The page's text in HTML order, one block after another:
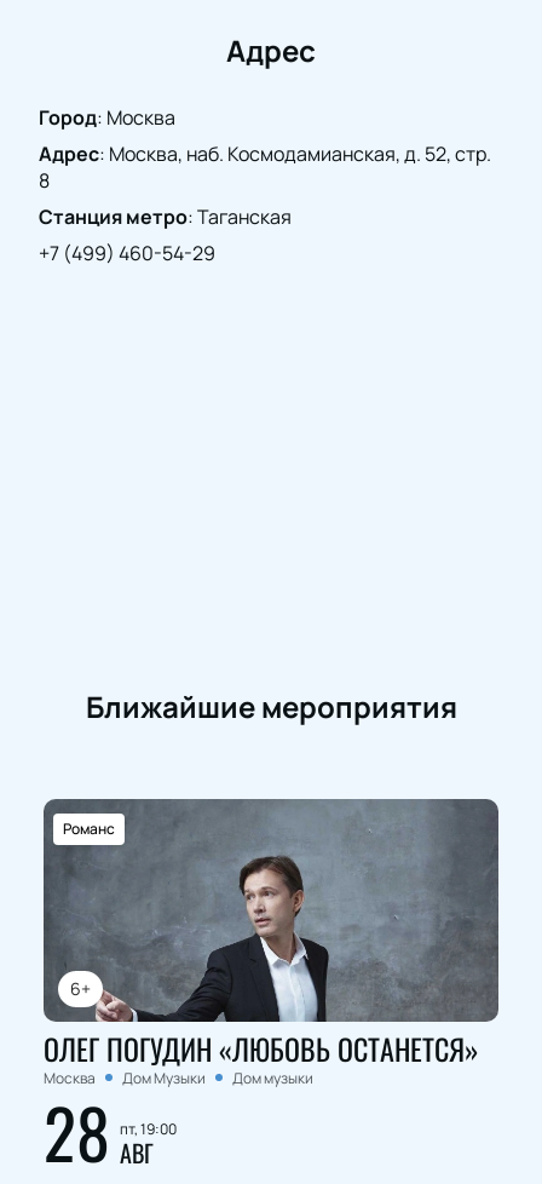
выступлением Мариам Мерабовой и оркестра
«Музыка кино» в Доме Музыки. Торопитесь,
нашем сайте и подарите себе и близким вечер,
наполненный волшебством музыки и
незабываемыми эмоциями.
Адрес
Город: Москва
Адрес: Москва, наб. Космодамианская, д. 52, стр.
8
Станция метро:Таганская
+7 (499) 460-54-29
Ближайшие мероприятия
6+
Романс
ОЛЕГ ПОГУДИН «ЛЮБОВЬ ОСТАНЕТСЯ»
Москва Дом Музыки Дом музыки
28 пт, 19:00
АВГ